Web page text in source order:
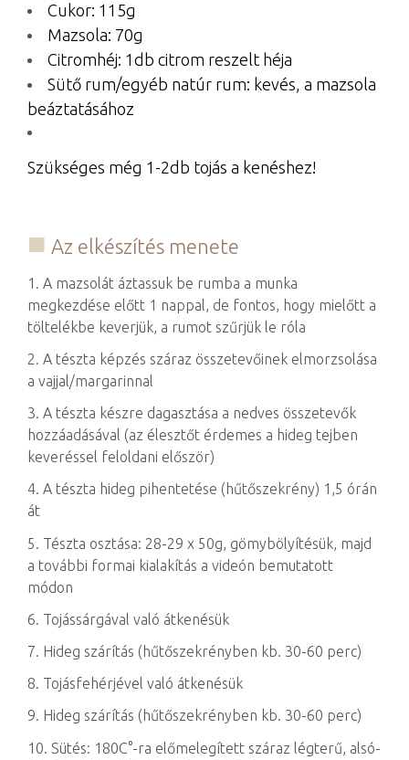
Cukor: 115g
Mazsola: 70g
Citromhéj: 1db citrom reszelt héja
Sütő rum/egyéb natúr rum: kevés, a mazsola
beáztatásához
Szükséges még 1-2db tojás a kenéshez!
Az elkészítés menete
1. A mazsolát áztassuk be rumba a munka
megkezdése előtt 1 nappal, de fontos, hogy mielőtt a
töltelékbe keverjük, a rumot szűrjük le róla
2. A tészta képzés száraz összetevőinek elmorzsolása
a vajjal/margarinnal
3. A tészta készre dagasztása a nedves összetevők
hozzáadásával (az élesztőt érdemes a hideg tejben
keveréssel feloldani először)
4. A tészta hideg pihentetése (hűtőszekrény) 1,5 órán
át
5. Tészta osztása: 28-29 x 50g, gömybölyítésük, majd
a további formai kialakítás a videón bemutatott
módon
6. Tojássárgával való átkenésük
7. Hideg szárítás (hűtőszekrényben kb. 30-60 perc)
8. Tojásfehérjével való átkenésük
9. Hideg szárítás (hűtőszekrényben kb. 30-60 perc)
10. Sütés: 180C°-ra előmelegített száraz légterű, alsó-